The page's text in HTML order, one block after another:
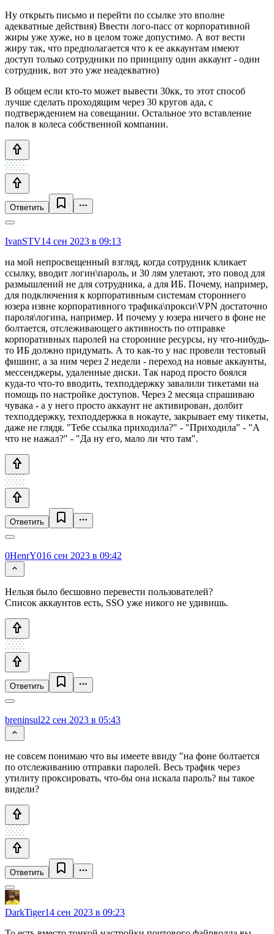
Ну открыть письмо и перейти по ссылке это вполне
адекватные действия) Ввести лого-пасс от корпоративной
жиры уже хуже, но в целом тоже допустимо. А вот вести
жиру так, что предполагается что к ее аккаунтам имеют
доступ только сотрудники по принципу один аккаунт - один
сотрудник, вот это уже неадекватно)
В общем если кто-то может вывести 30кк, то этот способ
лучше сделать проходящим через 30 кругов ада, с
подтверждением на совещании. Остальное это вставление
палок в колеса собственной компании.
Ответить
IvanSTV14 сен 2023 в 09:13
на мой непросвещенный взгляд, когда сотрудник кликает
ссылку, вводит логин\пароль, и 30 лям улетают, это повод для
размышлений не для сотрудника, а для ИБ. Почему, например,
для подключения к корпоративным системам стороннего
юзера извне корпоративного трафика\прокси\VPN достаточно
пароля\логина, например. И почему у юзера ничего в фоне не
болтается, отслеживающего активность по отправке
корпоративных паролей на сторонние ресурсы, ну что-нибудь-
то ИБ должно придумать. А то как-то у нас провели тестовый
фишинг, а за ним через 2 недели - переход на новые аккаунты,
мессенджеры, удаленные диски. Так народ просто боялся
куда-то что-то вводить, техподдержку завалили тикетами на
помощь по настройке доступов. Через 2 месяца спрашиваю
чувака - а у него просто аккаунт не активирован, долбит
техподдержку, техподдержка в нокауте, закрывает ему тикеты,
даже не глядя. "Тебе ссылка приходила?" - "Приходила" - "А
что не нажал?" - "Да ну его, мало ли что там".
Ответить
0HenrY016 сен 2023 в 09:42
Нельзя было бесшовно перевести пользователей?
Список аккаунтов есть, SSO уже никого не удивишь.
Ответить
breninsul22 сен 2023 в 05:43
не совсем понимаю что вы имеете ввиду "на фоне болтается
по отслеживанию отправки паролей. Весь трафик через
утилиту проксировать, что-бы она искала пароль? вы такое
видели?
Ответить
DarkTiger14 сен 2023 в 09:23